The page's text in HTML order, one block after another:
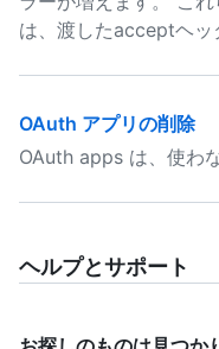
は、渡したacceptヘッ
OAuth アプリの削除
OAuth apps は、使わ
ヘルプとサポート